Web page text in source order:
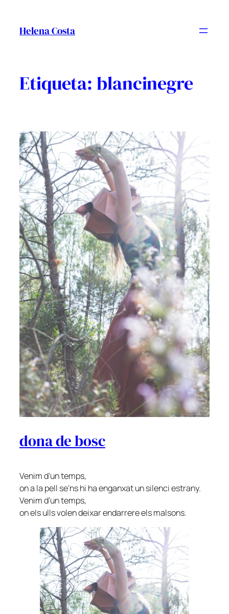
contingut
Helena Costa
Etiqueta: blancinegre
dona de bosc
Venim d’un temps,
on a la pell se’ns hi ha enganxat un silenci estrany.
Venim d’un temps,
on els ulls volen deixar endarrere els malsons.